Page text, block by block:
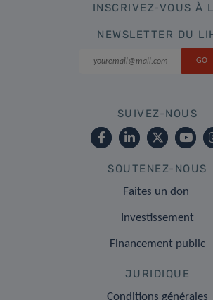
INSCRIVEZ-VOUS À
NEWSLETTER DU
SUIVEZ-NOUS
SOUTENEZ-NOUS
Faites un don
Investissement
Financement public
JURIDIQUE
Conditions générales